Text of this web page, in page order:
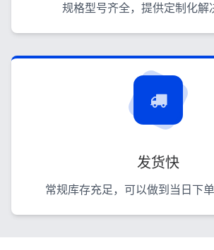
规格型号齐全，提供定制化解
发货快
常规库存充足，可以做到当日下单